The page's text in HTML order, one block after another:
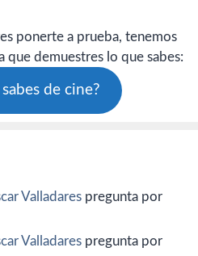
ponerte a prueba, tenemos
que demuestres lo que sabes:
de cine?
Valladares pregunta por
Valladares pregunta por